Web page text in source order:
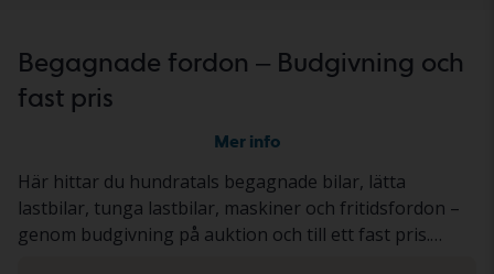
Begagnade fordon – Budgivning och
fast pris
Mer info
Här hittar du hundratals begagnade bilar, lätta
lastbilar, tunga lastbilar, maskiner och fritidsfordon –
genom budgivning på auktion och till ett fast pris.